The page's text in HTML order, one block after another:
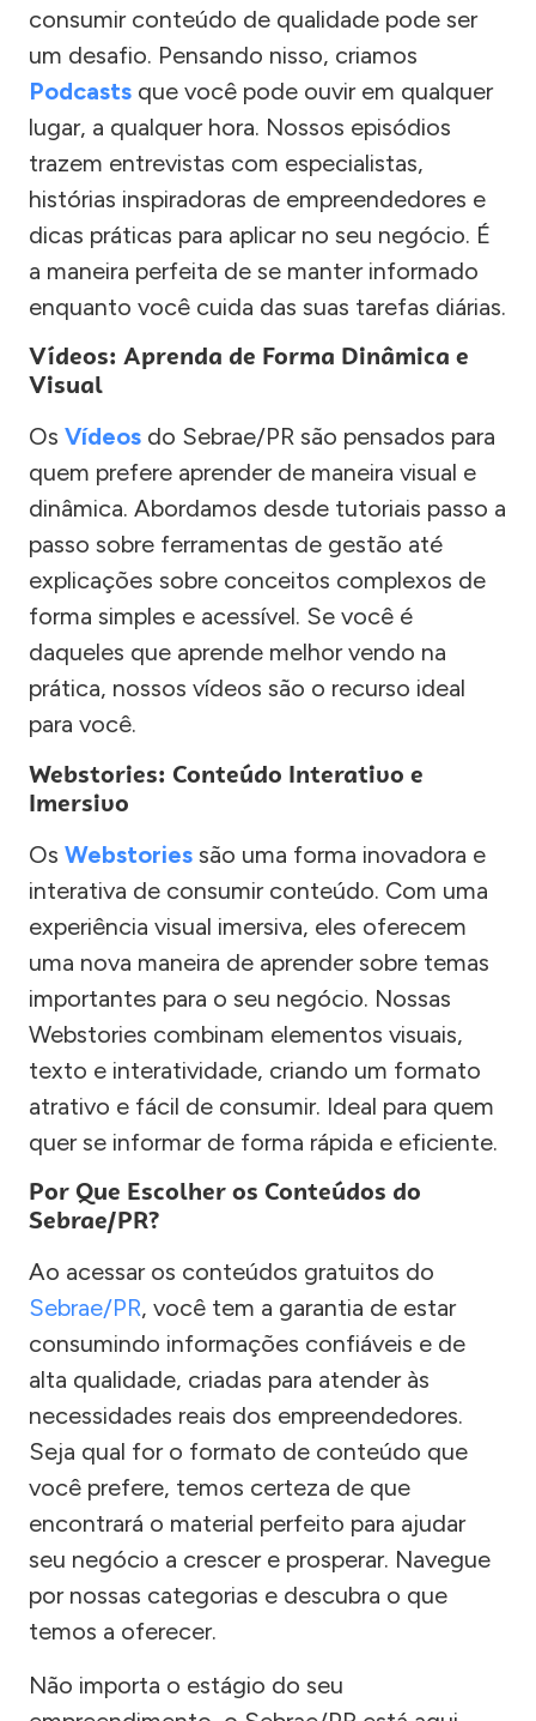
consumir conteúdo de qualidade pode ser
um desafio. Pensando nisso, criamos
Podcasts que você pode ouvir em qualquer
lugar, a qualquer hora. Nossos episódios
trazem entrevistas com especialistas,
histórias inspiradoras de empreendedores e
dicas práticas para aplicar no seu negócio. É
a maneira perfeita de se manter informado
enquanto você cuida das suas tarefas diárias.
Vídeos: Aprenda de Forma Dinâmica e
Visual
Os Vídeos do Sebrae/PR são pensados para
quem prefere aprender de maneira visual e
dinâmica. Abordamos desde tutoriais passo a
passo sobre ferramentas de gestão até
explicações sobre conceitos complexos de
forma simples e acessível. Se você é
daqueles que aprende melhor vendo na
prática, nossos vídeos são o recurso ideal
para você.
Webstories: Conteúdo Interativo e
Imersivo
Os Webstories são uma forma inovadora e
interativa de consumir conteúdo. Com uma
experiência visual imersiva, eles oferecem
uma nova maneira de aprender sobre temas
importantes para o seu negócio. Nossas
Webstories combinam elementos visuais,
texto e interatividade, criando um formato
atrativo e fácil de consumir. Ideal para quem
quer se informar de forma rápida e eficiente.
Por Que Escolher os Conteúdos do
Sebrae/PR?
Ao acessar os conteúdos gratuitos do
Sebrae/PR, você tem a garantia de estar
consumindo informações confiáveis e de
alta qualidade, criadas para atender às
necessidades reais dos empreendedores.
Seja qual for o formato de conteúdo que
você prefere, temos certeza de que
encontrará o material perfeito para ajudar
seu negócio a crescer e prosperar. Navegue
por nossas categorias e descubra o que
temos a oferecer.
Não importa o estágio do seu